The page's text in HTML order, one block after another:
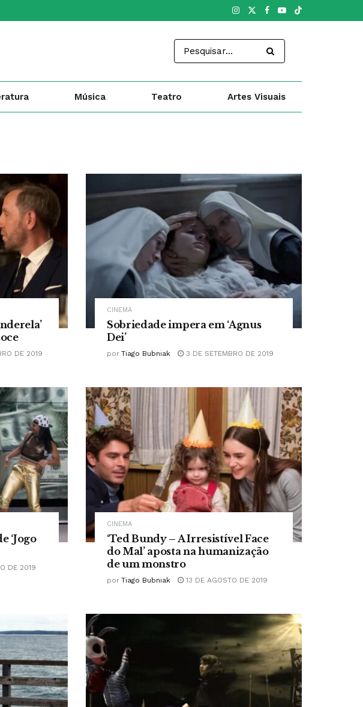
Música Teatro Artes Visuais
DE 2019
CINEMA
Sobriedade impera em ‘Agnus
Dei’
por Tiago Bubniak 3 DE SETEMBRO DE 2019
‘Jogo
DE 2019
CINEMA
‘Ted Bundy – A Irresistível Face
do Mal’ aposta na humanização
de um monstro
por Tiago Bubniak 13 DE AGOSTO DE 2019